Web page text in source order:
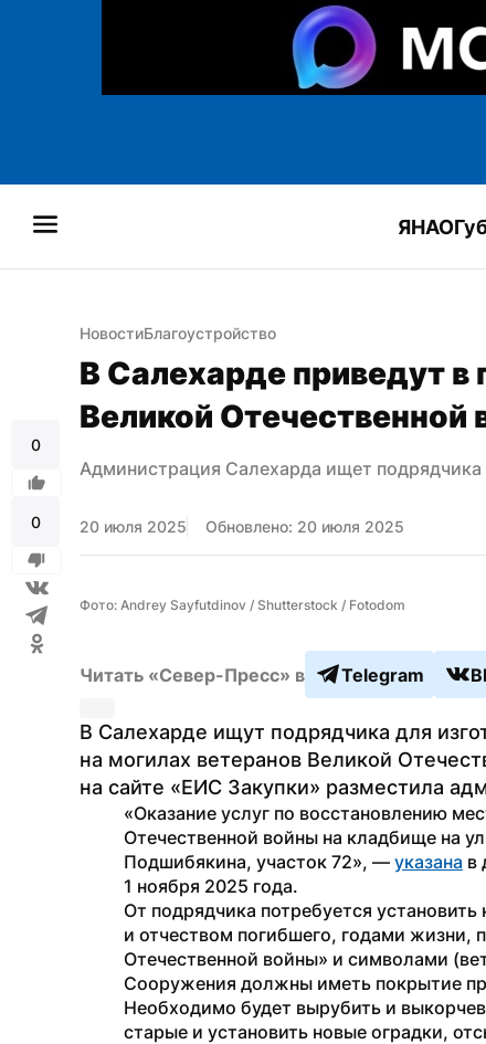
ЯНАО
0
0
НовостиБлагоустройство
В Салехарде приведут
Великой Отечественной
Администрация Салехарда ищет
20 июля 2025 Обновлено: 20 июля 2025
Фото: Andrey Sayfutdinov / Shutterstock / Fotodom
Читать «Север-Пресс» в Telegram
В Салехарде ищут подрядчика для
на могилах ветеранов Великой
на сайте «ЕИС Закупки» разместила
«Оказание услуг по восстановлению
Отечественной войны на кладбище на
Подшибякина, участок 72», — указана в
1 ноября 2025 года.
От подрядчика потребуется
и отчеством погибшего, годами жизни,
Отечественной войны» и символами
Сооружения должны иметь покрытие
Необходимо будет вырубить и
старые и установить новые оградки,